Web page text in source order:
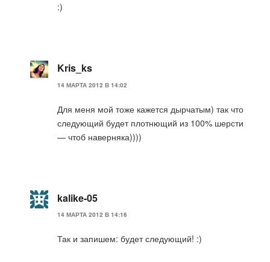
:)
Kris_ks
14 МАРТА 2012 В 14:02
Для меня мой тоже кажется дырчатым) так что
следующий будет плотнющий из 100% шерсти
— чтоб наверняка))))
kalike-05
14 МАРТА 2012 В 14:16
Так и запишем: будет следующий! :)